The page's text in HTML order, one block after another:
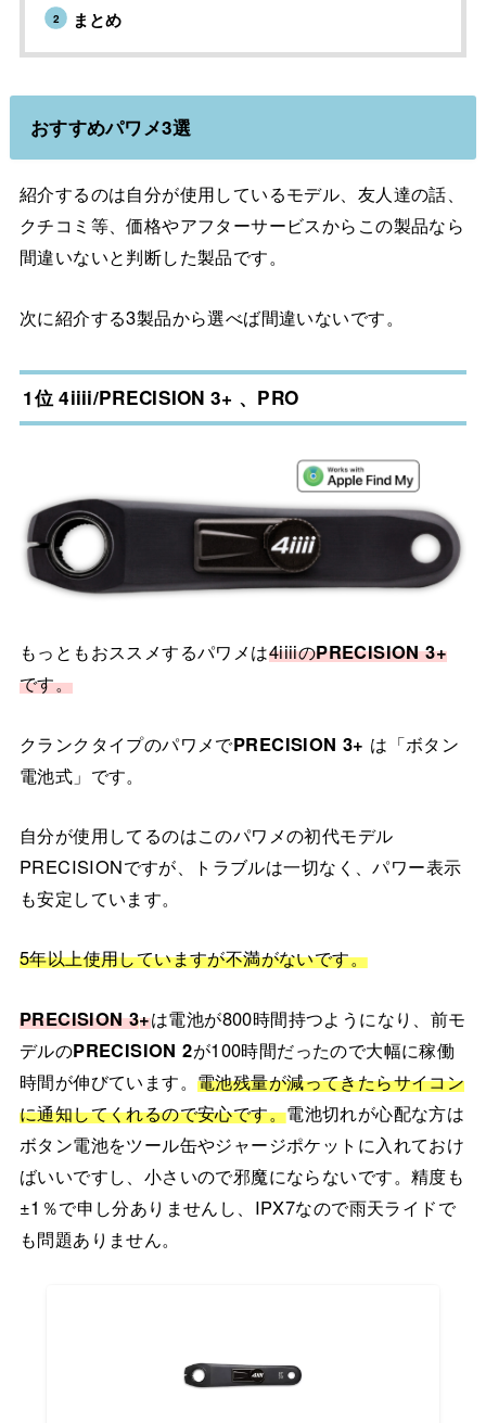
まとめ
おすすめパワメ3選
紹介するのは自分が使用しているモデル、友人達の話、
クチコミ等、価格やアフターサービスからこの製品なら
間違いないと判断した製品です。
次に紹介する3製品から選べば間違いないです。
1位 4iiii/PRECISION 3+ 、PRO
もっともおススメするパワメは4iiiiのPRECISION 3+
です。
クランクタイプのパワメでPRECISION 3+ は「ボタン
電池式」です。
自分が使用してるのはこのパワメの初代モデル
PRECISIONですが、トラブルは一切なく、パワー表示
も安定しています。
5年以上使用していますが不満がないです。
PRECISION 3+は電池が800時間持つようになり、前モ
デルのPRECISION 2が100時間だったので大幅に稼働
時間が伸びています。電池残量が減ってきたらサイコン
に通知してくれるので安心です。電池切れが心配な方は
ボタン電池をツール缶やジャージポケットに入れておけ
ばいいですし、小さいので邪魔にならないです。精度も
±1％で申し分ありませんし、IPX7なので雨天ライドで
も問題ありません。